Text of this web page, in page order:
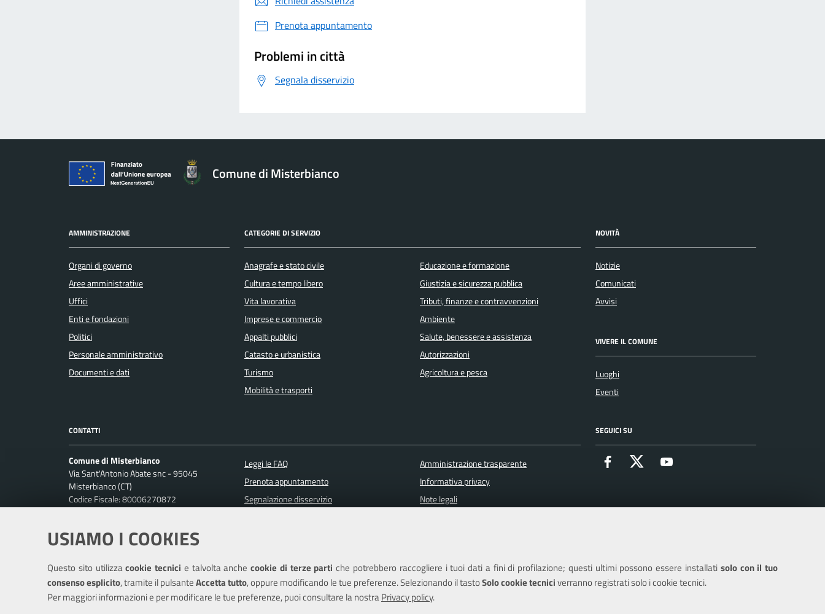
USIAMO I COOKIES
Questo sito utilizzacookie tecnici e talvolta anchecookie di terze parti che potrebbero raccogliere i tuoi dati a fini di profilazione; questi ultimi possono essere installati solo con il tuo
consenso esplicito, tramite il pulsanteAccetta tutto, oppure modificando le tue preferenze. Selezionando il tastoSolo cookie tecniciverranno registrati solo i cookie tecnici.
Per maggiori informazioni e per modificare le tue preferenze, puoi consultare la nostraPrivacy policy.
Prenota appuntamento
Problemi in città
Segnala disservizio
Comune di Misterbianco
AMMINISTRAZIONE
Organi di governo
Aree amministrative
Uffici
Enti e fondazioni
Politici
Personale amministrativo
Documenti e dati
CATEGORIE DI SERVIZIO
Anagrafe e stato civile
Cultura e tempo libero
Vita lavorativa
Imprese e commercio
Appalti pubblici
Catasto e urbanistica
Turismo
Mobilità e trasporti
Educazione e formazione
Giustizia e sicurezza pubblica
Tributi, finanze e contravvenzioni
Ambiente
Salute, benessere e assistenza
Autorizzazioni
Agricoltura e pesca
NOVITÀ
Notizie
Comunicati
Avvisi
VIVERE IL COMUNE
Luoghi
Eventi
CONTATTI
Comune di Misterbianco
Via Sant'Antonio Abate snc - 95045
Misterbianco (CT)
Codice Fiscale: 80006270872
Ufficio Relazioni con il Pubblico
protocollo.misterbianco@pec.it
Centralino unico: 095-7556200
Leggi le FAQ
Prenota appuntamento
Segnalazione disservizio
Amministrazione trasparente
Informativa privacy
Note legali
SEGUICI SU
Facebook